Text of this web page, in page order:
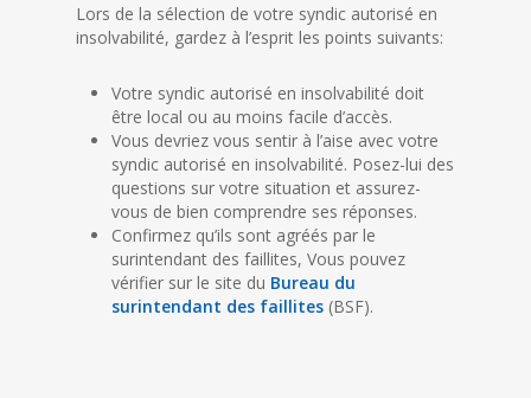
Lors de la sélection de votre syndic autorisé en
insolvabilité, gardez à l’esprit les points suivants:
Votre syndic autorisé en insolvabilité doit
être local ou au moins facile d’accès.
Vous devriez vous sentir à l’aise avec votre
syndic autorisé en insolvabilité. Posez-lui des
questions sur votre situation et assurez-
vous de bien comprendre ses réponses.
Confirmez qu’ils sont agréés par le
surintendant des faillites, Vous pouvez
vérifier sur le site du Bureau du
surintendant des faillites (BSF).